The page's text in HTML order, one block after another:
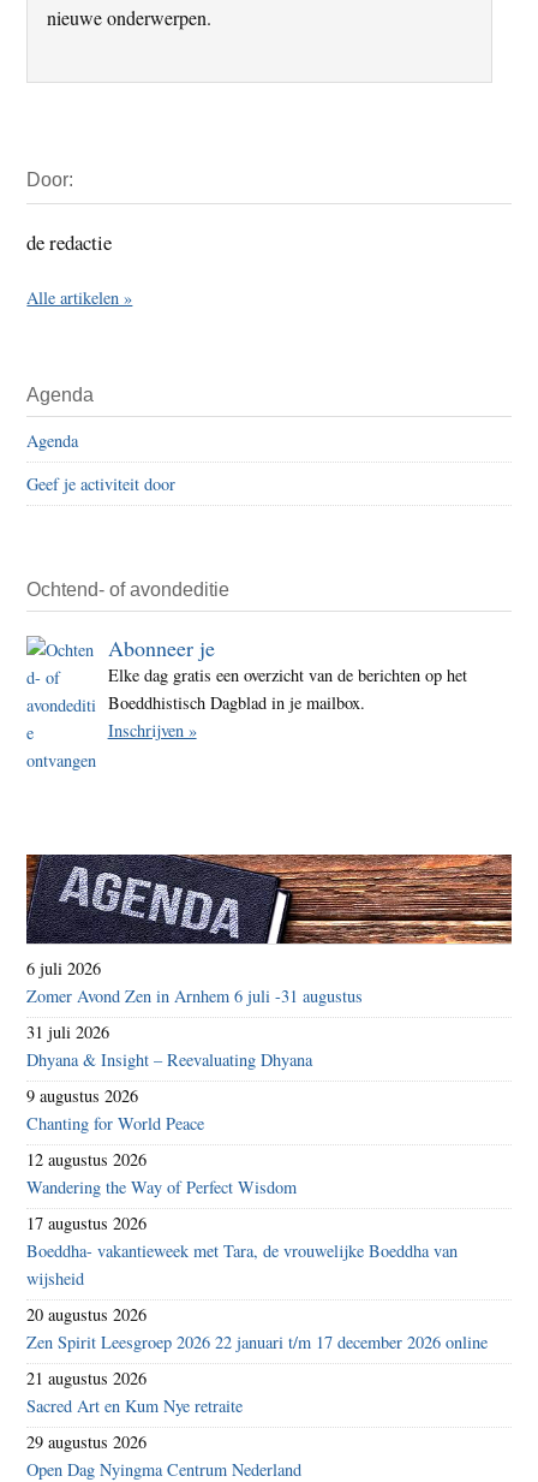
nieuwe onderwerpen.
Sidebar
Door:
de redactie
Alle artikelen »
Agenda
Agenda
Geef je activiteit door
Ochtend- of avondeditie
Abonneer je
Elke dag gratis een overzicht van de berichten op het
Boeddhistisch Dagblad in je mailbox.
Inschrijven »
6 juli 2026
Zomer Avond Zen in Arnhem 6 juli -31 augustus
31 juli 2026
Dhyana & Insight – Reevaluating Dhyana
9 augustus 2026
Chanting for World Peace
12 augustus 2026
Wandering the Way of Perfect Wisdom
17 augustus 2026
Boeddha- vakantieweek met Tara, de vrouwelijke Boeddha van
wijsheid
20 augustus 2026
Zen Spirit Leesgroep 2026 22 januari t/m 17 december 2026 online
21 augustus 2026
Sacred Art en Kum Nye retraite
29 augustus 2026
Open Dag Nyingma Centrum Nederland